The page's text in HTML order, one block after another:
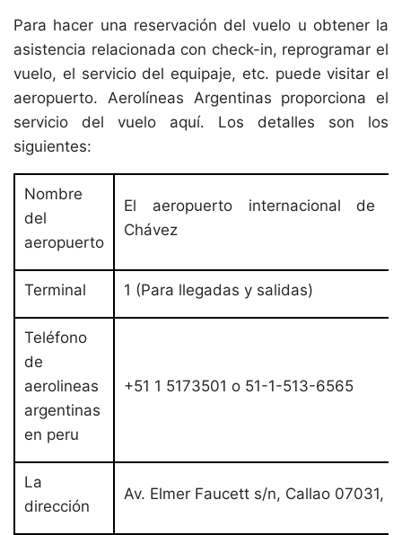
Para hacer una reservación del vuelo u obtener la
asistencia relacionada con check-in, reprogramar el
vuelo, el servicio del equipaje, etc. puede visitar el
aeropuerto. Aerolíneas Argentinas proporciona el
servicio del vuelo aquí. Los detalles son los
siguientes:
Nombre
del
aeropuerto
El aeropuerto internacional de
Chávez
Terminal 1 (Para llegadas y salidas)
Teléfono
de
aerolineas
argentinas
en peru
+51 1 5173501 o 51-1-513-6565
La
dirección
Av. Elmer Faucett s/n, Callao 07031,